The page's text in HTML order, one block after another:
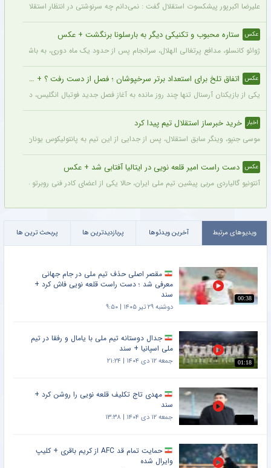
علیرضا اکبرپور پیشکسوت استقلال گفت : نمی‌دانم چه سرنوشتی در انتظار استقلال
عکس ستاره محبوب و تکنیکی دیگر به بارسلونا برنگشت + عکس
ژوائو کانسلو، مدافع پرتغالی الهلال، سرانجام پس از حدود یک ماه دوری، به باشگاه
عکس اتفاق تلخ برای استعداد برتر سرخپوشان ؛ فصل از دست رفت ؟ + عکس
یکی از بازیکنان آرسنال تنها چند روز مانده به آغاز فصل جدید فوتبال انگلیس، دچار
اخبار خرید خبرساز استقلال تیم پیدا کرد
موسی جنپو، وینگر سابق استقلال، پس از جدایی از این تیم به پانتولیکوس یونان
عکس دست راست امیر قلعه نویی در ایتالیا آفتابی شد + عکس
آنتونیو گالیاردی مربی پیشین تیم ملی ایران، حالا یکی از اعضای کادر فنی روبرتو مانچینی
ویدیوهای مرتبط آخرین ویدئوها پربازدیدترین ها پربحث ترین ها
00:38
مقصر اصلی حذف تیم ملی در جام جهانی
معرفی شد ؛ دست راست قلعه نویی فاش کرد +
سند
دوشنبه ۲۹ تیر ۱۴۰۵ | ۹:۵۰
01:18
جدال دوستانه تیم ملی با یامال و رفقا در تیم
ملی اسپانیا + سند
جمعه ۱۲ دی ۱۴۰۴ | ۲۱:۲۴
مهدی تاج تکلیف قلعه نویی را روشن کرد +
سند
جمعه ۱۲ دی ۱۴۰۴ | ۱۳:۳۸
حمایت تمام قد AFC از کریم باقری + کلیپ
وایرال شده